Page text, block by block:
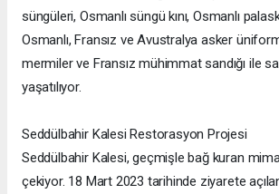
süngüleri, Osmanlı süngü kını, Osmanlı
Osmanlı, Fransız ve Avustralya asker
mermiler ve Fransız mühimmat sandığı ile
yaşatılıyor.
Seddülbahir Kalesi Restorasyon Projesi
Seddülbahir Kalesi, geçmişle bağ kuran
çekiyor. 18 Mart 2023 tarihinde ziyarete